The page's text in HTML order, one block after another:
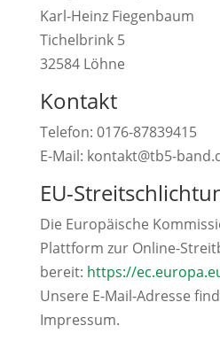
Karl-Heinz Fiegenbaum
Tichelbrink 5
32584 Löhne
Kontakt
Telefon: 0176-87839415
E-Mail: kontakt@tb5-
EU-
Die Europäische
Plattform zur Online-
bereit: https://
Unsere E-Mail-Adresse
Impressum.